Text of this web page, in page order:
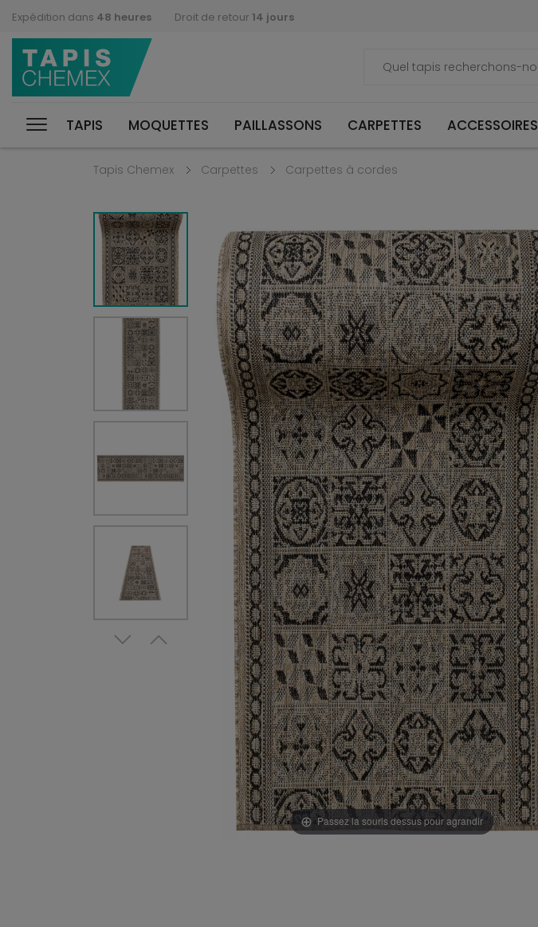
Expédition dans 48 heures Droit de retour 14 jours
TAPIS MOQUETTES PAILLASSONS CARPETTES ACCESSOIRES
Tapis Chemex Carpettes Carpettes à cordes
Passez la souris dessus pour agrandir